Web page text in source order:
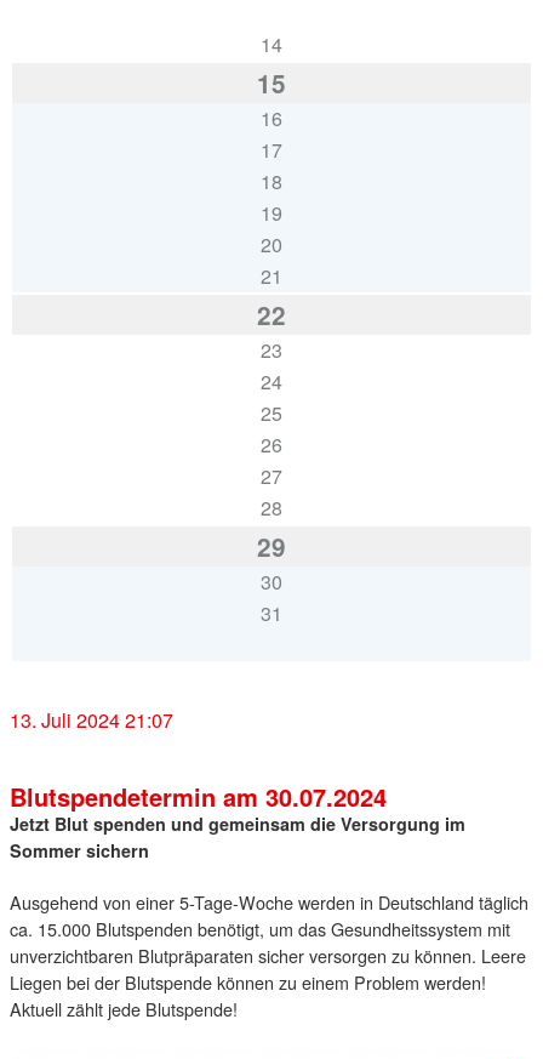
14
15
16
17
18
19
20
21
22
23
24
25
26
27
28
29
30
31
13. Juli 2024 21:07
Blutspendetermin am 30.07.2024
Jetzt Blut spenden und gemeinsam die Versorgung im
Sommer sichern
Ausgehend von einer 5-Tage-Woche werden in Deutschland täglich
ca. 15.000 Blutspenden benötigt, um das Gesundheitssystem mit
unverzichtbaren Blutpräparaten sicher versorgen zu können. Leere
Liegen bei der Blutspende können zu einem Problem werden!
Aktuell zählt jede Blutspende!